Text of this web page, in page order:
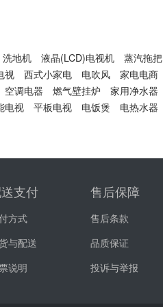
洗地机 液晶(LCD)电视机 蒸汽拖把
视 西式小家电 电吹风 家电电商
空调电器 燃气壁挂炉 家用净水器
电视 平板电视 电饭煲 电热水器
支付
方式
与配送
说明
售后保障
售后条款
品质保证
投诉与举报